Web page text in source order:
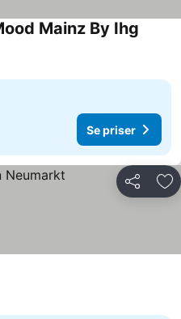
Mainz By Ihg
Se priser
Del